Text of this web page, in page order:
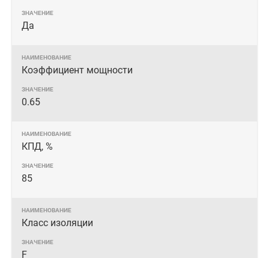
Да
Коэффициент мощности
0.65
КПД, %
85
Класс изоляции
F